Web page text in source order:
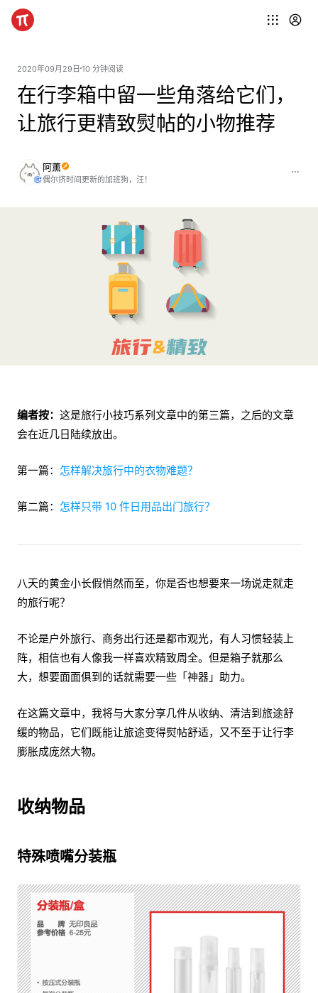
2020年09月29日 10 分钟阅读
在行李箱中留一些角落给它们，
让旅行更精致熨帖的小物推荐
阿薰
偶尔挤时间更新的加班狗，汪！
编者按： 这是旅行小技巧系列文章中的第三篇，之后的文章
会在近几日陆续放出。
第一篇： 怎样解决旅行中的衣物难题？
第二篇： 怎样只带 10 件日用品出门旅行？
八天的黄金小长假悄然而至，你是否也想要来一场说走就走
的旅行呢？
不论是户外旅行、商务出行还是都市观光，有人习惯轻装上
阵，相信也有人像我一样喜欢精致周全。但是箱子就那么
大，想要面面俱到的话就需要一些「神器」助力。
在这篇文章中，我将与大家分享几件从收纳、清洁到旅途舒
缓的物品，它们既能让旅途变得熨帖舒适，又不至于让行李
膨胀成庞然大物。
收纳物品
特殊喷嘴分装瓶